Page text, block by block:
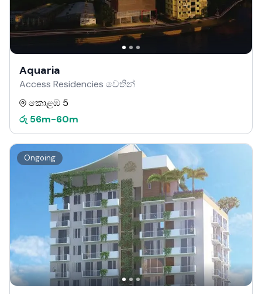
Aquaria
Access Residencies වෙතින්
කොළඹ 5
රු 56m-60m
Ongoing